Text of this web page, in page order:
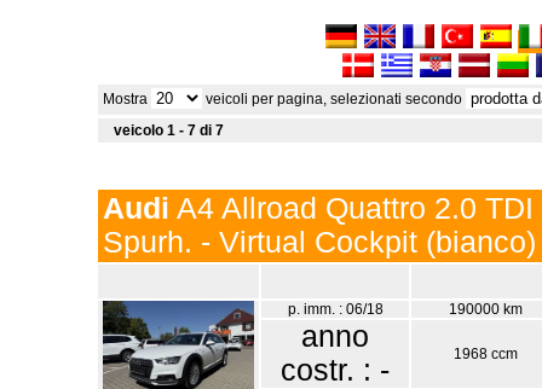
Mostra
veicoli per pagina, selezionati secondo
veicolo 1 - 7 di 7
Audi A4 Allroad Quattro 2.0
Spurh. - Virtual Cockpit (bianco)
p. imm. : 06/18 190000 km
anno
costr. : -
1968 ccm